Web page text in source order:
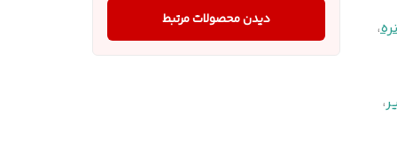
،
،
دیدن محصولات مرتبط